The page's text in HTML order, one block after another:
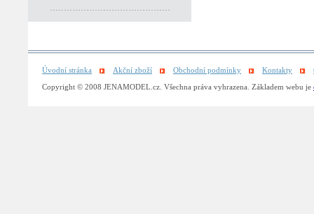
Úvodní stránka Akční zboží Obchodní podmínky Kontakty
Copyright © 2008 JENAMODEL.cz. Všechna práva vyhrazena. Základem webu je